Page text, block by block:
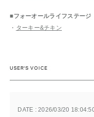
■フォーオールライフステージ
・ ターキー&チキン
USER'S VOICE
DATE : 2026/03/20